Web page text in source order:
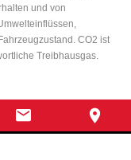
und von
CO2 ist
Treibhausgas.